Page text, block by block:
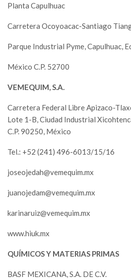
Planta Capulhuac
Carretera Ocoyoacac-Santiago
Parque Industrial Pyme, Capulhuac,
México C.P. 52700
VEMEQUIM, S.A.
Carretera Federal Libre Apizaco-
Lote 1-B, Ciudad Industrial
C.P. 90250, México
Tel.: +52 (241) 496-6013/15/16
joseojedah@vemequim.mx
juanojedam@vemequim.mx
karinaruiz@vemequim.mx
www.hiuk.mx
QUÍMICOS Y MATERIAS PRIMAS
BASF MEXICANA, S.A. DE C.V.